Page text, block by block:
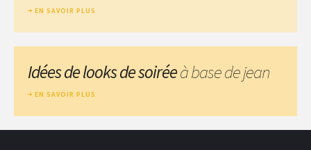
EN SAVOIR PLUS
Idées de looks de soiréeà base de jean
EN SAVOIR PLUS